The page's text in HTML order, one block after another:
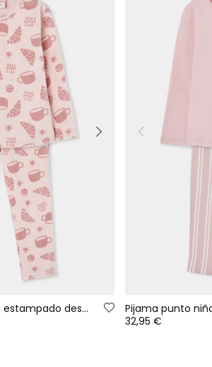
Pijama felpa niña rosa estampado desayuno
32,95 €